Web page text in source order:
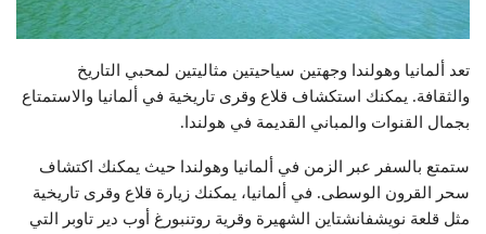
تعد ألمانيا وهولندا وجهتين سياحيتين مثاليتين لمحبي التاريخ
والثقافة. يمكنك استكشاف قلاع وقرى تاريخية في ألمانيا والاستمتاع
بجمال القنوات والمباني القديمة في هولندا.
ستمتع بالسفر عبر الزمن في ألمانيا وهولندا حيث يمكنك اكتشاف
سحر القرون الوسطى. في ألمانيا، يمكنك زيارة قلاع وقرى تاريخية
مثل قلعة نويشفانشتاين الشهيرة وقرية روتنبورغ أوب دير تاوبر التي